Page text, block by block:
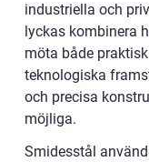
industriella och
lyckas kombinera
möta både
teknologiska
och precisa
möjliga.
Smidesstål